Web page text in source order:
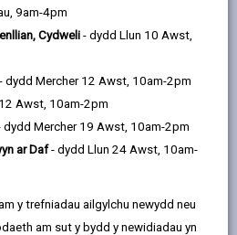
9am-4pm
Cydweli- dydd Llun 10 Awst,
- dydd Mercher 12 Awst, 10am-2pm
Awst, 10am-2pm
Mercher 19 Awst, 10am-2pm
ar Daf- dydd Llun 24 Awst, 10am-
y trefniadau ailgylchu newydd neu
am sut y bydd y newidiadau yn
email
Facebook,
opens
a
new
tab
(Twitter),
in
new
tab
opens
a
tab
cael eu hamddiffyn rhag
a bydd yn cymryd camau
i'w cadw'n ddiogel rhag niwed.
statudol yw diogelu
gan yr awdurdod lleol y prif